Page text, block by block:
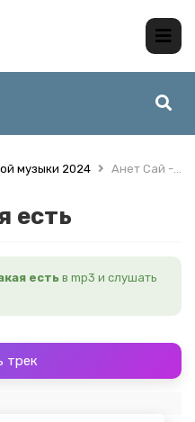
музыки 2024 Анет Сай - Какая есть
есть
естьв mp3 и слушать
трек